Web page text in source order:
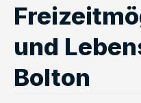
und
Bolton